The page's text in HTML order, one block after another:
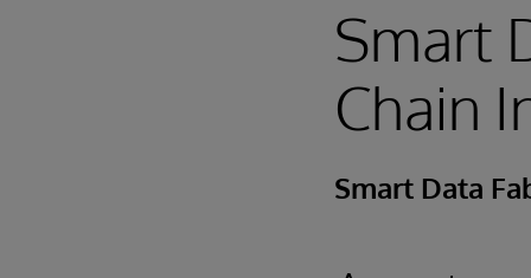
Smart
Chain
Smart Data